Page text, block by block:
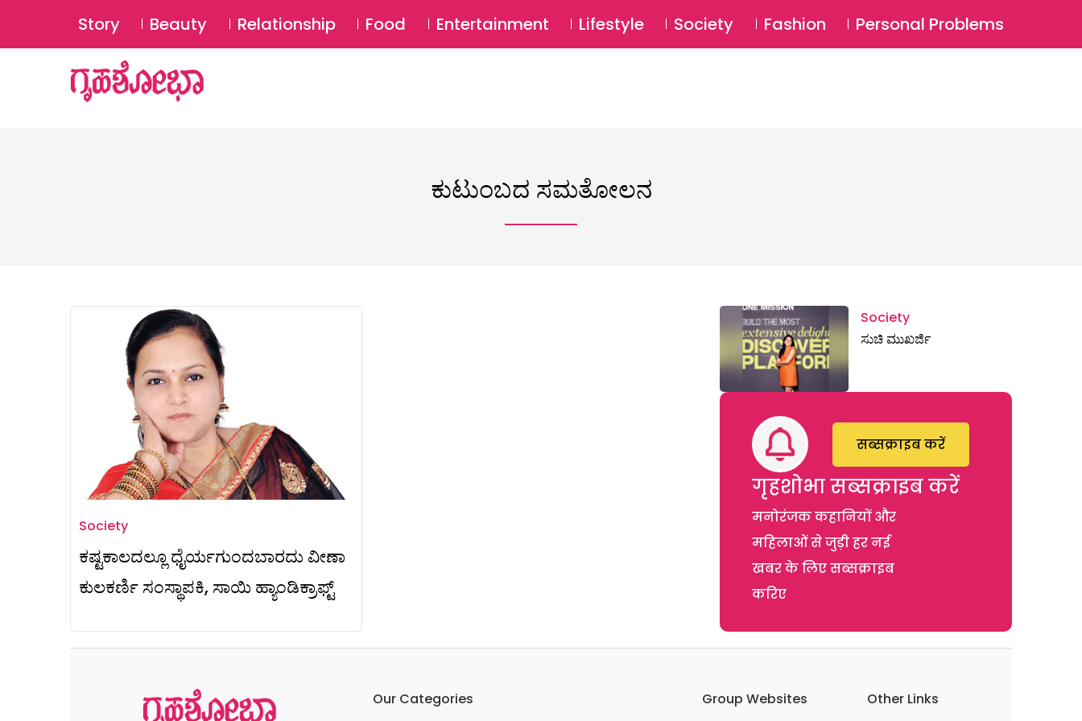
SUBSCRIBE Login ⚲
Story Beauty Relationship Food Entertainment Lifestyle Society Fashion Personal Problems
ಕುಟುಂಬದ ಸಮತೋಲನ
Society
ಕಷ್ಟಕಾಲದಲ್ಲೂ ಧೈರ್ಯಗುಂದಬಾರದು ವೀಣಾ
ಕುಲಕರ್ಣಿ ಸಂಸ್ಥಾಪಕಿ, ಸಾಯಿ ಹ್ಯಾಂಡಿಕ್ರಾಫ್ಟ್
Society
ಸುಚಿ ಮುಖರ್ಜಿ
गृहशोभा सब्सक्राइब करें
मनोरंजक कहानियों और
महिलाओं से जुड़ी हर नई
खबर के लिए सब्सक्राइब
करिए
सब्सक्राइब करें
Our Categories Group Websites Other Links